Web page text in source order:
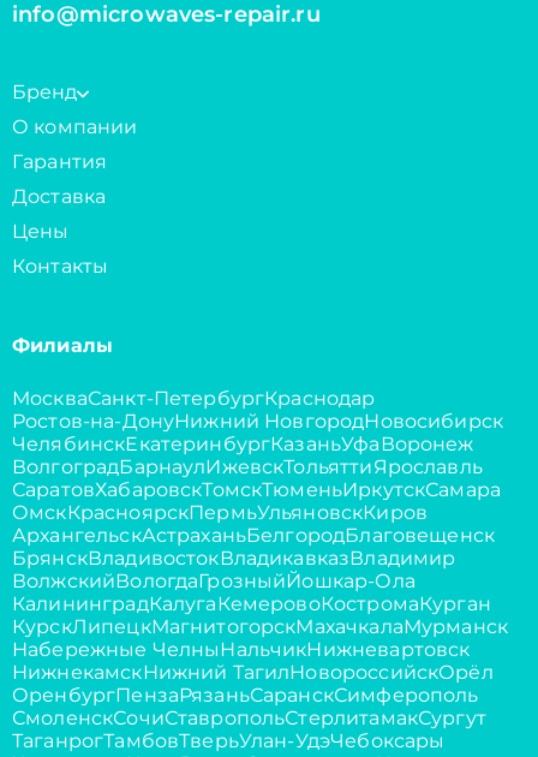
info@microwaves-repair.ru
Бренд
О компании
Гарантия
Доставка
Цены
Контакты
Филиалы
МоскваСанкт-ПетербургКраснодар
Ростов-на-ДонуНижний НовгородНовосибирск
ЧелябинскЕкатеринбургКазаньУфаВоронеж
ВолгоградБарнаулИжевскТольяттиЯрославль
СаратовХабаровскТомскТюменьИркутскСамара
ОмскКрасноярскПермьУльяновскКиров
АрхангельскАстраханьБелгородБлаговещенск
БрянскВладивостокВладикавказВладимир
ВолжскийВологдаГрозныйЙошкар-Ола
КалининградКалугаКемеровоКостромаКурган
КурскЛипецкМагнитогорскМахачкалаМурманск
Набережные ЧелныНальчикНижневартовск
НижнекамскНижний ТагилНовороссийскОрёл
ОренбургПензаРязаньСаранскСимферополь
СмоленскСочиСтавропольСтерлитамакСургут
ТаганрогТамбовТверьУлан-УдэЧебоксары